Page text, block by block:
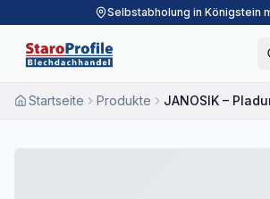
Selbstabholung in Königstein
Startseite Produkte JANOSIK –